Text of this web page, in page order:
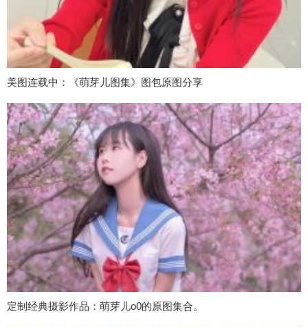
美图连载中：《萌芽儿图集》图包原图分享
定制经典摄影作品：萌芽儿o0的原图集合。